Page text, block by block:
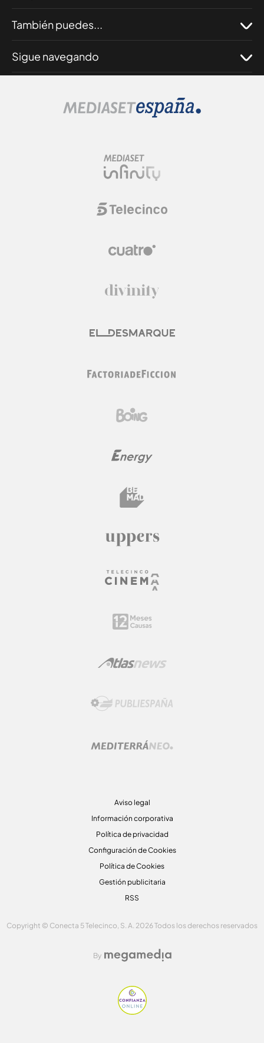
También puedes...
Sigue navegando
Aviso legal
Información corporativa
Política de privacidad
Configuración de Cookies
Política de Cookies
Gestión publicitaria
RSS
Copyright © Conecta 5 Telecinco, S. A. 2026 Todos los derechos reservados
By